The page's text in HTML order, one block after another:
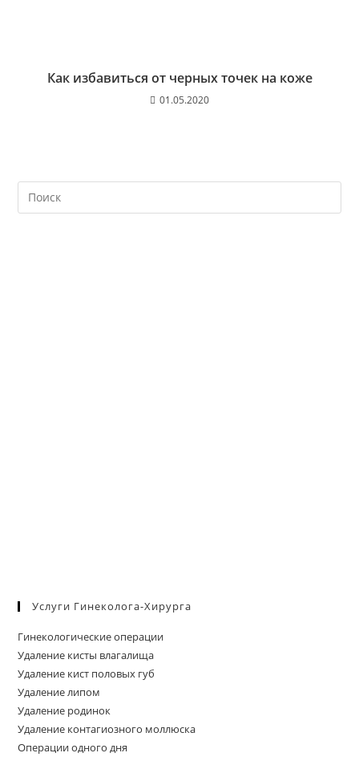
Как избавиться от черных точек на коже
01.05.2020
Услуги Гинеколога-Хирурга
Гинекологические операции
Удаление кисты влагалища
Удаление кист половых губ
Удаление липом
Удаление родинок
Удаление контагиозного моллюска
Операции одного дня